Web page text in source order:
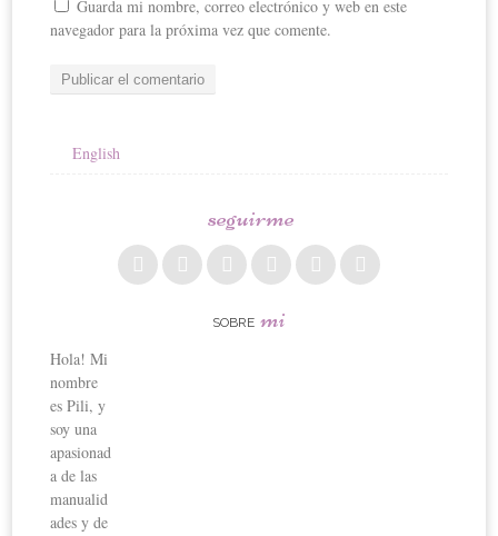
Guarda mi nombre, correo electrónico y web en este
navegador para la próxima vez que comente.
English
seguirme
SOBRE mi
Hola! Mi
nombre
es Pili, y
soy una
apasionad
a de las
manualid
ades y de